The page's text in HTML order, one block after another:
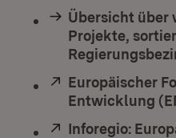
Übersicht über
Projekte,
Extern:
Europäischer
Entwicklung
Extern:
Inforegio: